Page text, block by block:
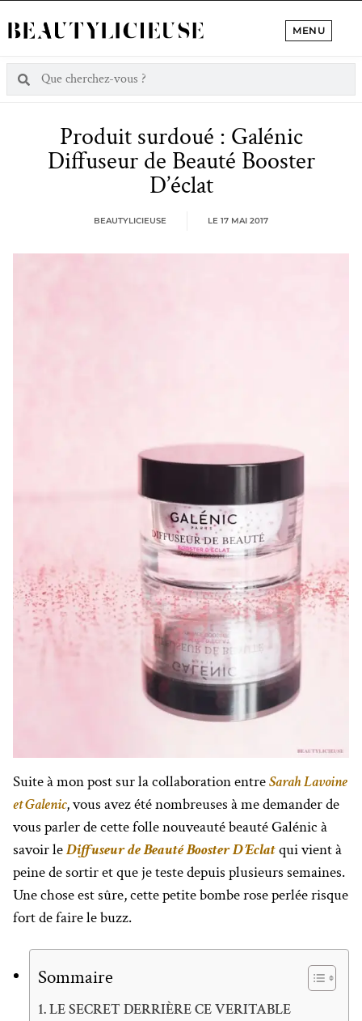
MENU
Produit surdoué : Galénic
Diffuseur de Beauté Booster
D’éclat
BEAUTYLICIEUSE LE 17 MAI 2017
Suite à mon post sur la collaboration entreSarah Lavoine
et Galenic, vous avez été nombreuses à me demander de
vous parler de cette folle nouveauté beauté Galénic à
savoir leDiffuseur de Beauté Booster D’Eclatqui vient à
peine de sortir et que je teste depuis plusieurs semaines.
Une chose est sûre, cette petite bombe rose perlée risque
fort de faire le buzz.
Sommaire
LE SECRET DERRIÈRE CE VERITABLE